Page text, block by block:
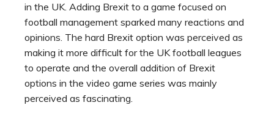
in the UK. Adding Brexit to a game focused on
football management sparked many reactions and
opinions. The hard Brexit option was perceived as
making it more difficult for the UK football leagues
to operate and the overall addition of Brexit
options in the video game series was mainly
perceived as fascinating.